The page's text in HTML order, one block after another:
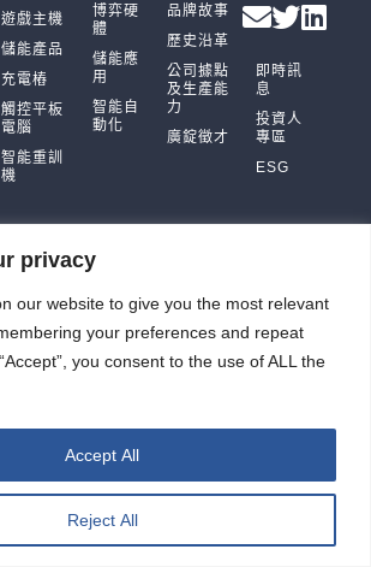
privacy
our website to give you the most relevant
your preferences and repeat
you consent to the use of ALL the
Reject All
Accept All
遊戲主機
儲能產品
充電樁
觸控平板
電腦
智能重訓
機
博弈硬
體
儲能應
用
智能自
動化
品牌故事
歷史沿革
公司據點
及生產能
力
廣錠徵才
即時訊
息
投資人
專區
ESG
網頁設計公司：振作雲科技